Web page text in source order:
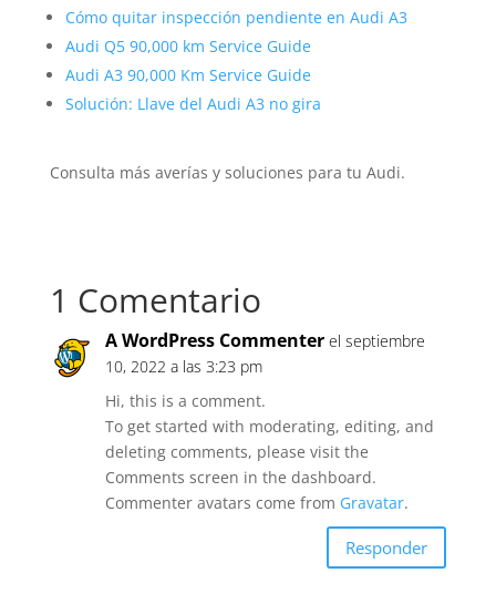
Cómo quitar inspección pendiente en Audi A3
Audi Q5 90,000 km Service Guide
Audi A3 90,000 Km Service Guide
Solución: Llave del Audi A3 no gira
Consulta más averías y soluciones para tu Audi.
1 Comentario
A WordPress Commenter el septiembre
10, 2022 a las 3:23 pm
Hi, this is a comment.
To get started with moderating, editing, and
deleting comments, please visit the
Comments screen in the dashboard.
Commenter avatars come from Gravatar.
Responder